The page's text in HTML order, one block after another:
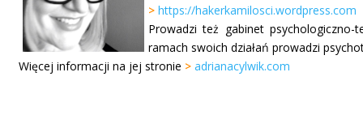
> https://hakerkamilosci.wordpress.com
Prowadzi też gabinet
ramach swoich działań prowadzi
Więcej informacji na jej stronie > adrianacylwik.com